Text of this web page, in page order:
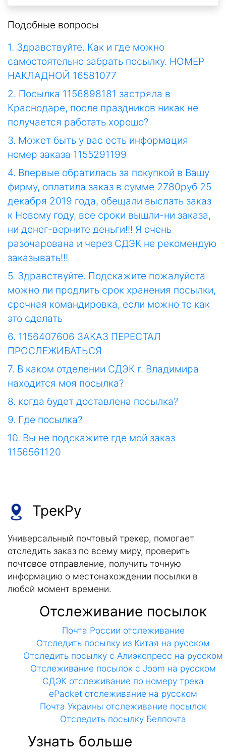
Подобные вопросы
1. Здравствуйте. Как и где можно
самостоятельно забрать посылку. НОМЕР
НАКЛАДНОЙ 16581077
2. Посылка 1156898181 застряла в
Краснодаре, после праздников никак не
получается работать хорошо?
3. Может быть у вас есть информация
номер заказа 1155291199
4. Впервые обратилась за покупкой в Вашу
фирму, оплатила заказ в сумме 2780руб 25
декабря 2019 года, обещали выслать заказ
к Новому году, все сроки вышли-ни заказа,
ни денег-верните деньги!!! Я очень
разочарована и через СДЭК не рекомендую
заказывать!!!
5. Здравствуйте. Подскажите пожалуйста
можно ли продлить срок хранения посылки,
срочная командировка, если можно то как
это сделать
6. 1156407606 ЗАКАЗ ПЕРЕСТАЛ
ПРОСЛЕЖИВАТЬСЯ
7. В каком отделении СДЭК г. Владимира
находится моя посылка?
8. когда будет доставлена посылка?
9. Где посылка?
10. Вы не подскажите где мой заказ
1156561120
ТрекРу
Универсальный почтовый трекер, помогает
отследить заказ по всему миру, проверить
почтовое отправление, получить точную
информацию о местонахождении посылки в
любой момент времени.
Отслеживание посылок
Почта России отслеживание
Отследить посылку из Китая на русском
Отследить посылку с Алиэкспресс на русском
Отслеживание посылок с Joom на русском
СДЭК отслеживание по номеру трека
ePacket отслеживание на русском
Почта Украины отслеживание посылок
Отследить посылку Белпочта
Узнать больше